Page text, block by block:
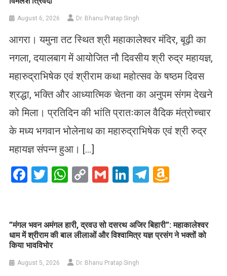
August 6, 2026 Dr. Bhanu Pratap Singh
आगरा। यमुना तट स्थित श्री महाकालेश्वर मंदिर, बूढ़ी का
नगला, दयालबाग में आयोजित नौ दिवसीय श्री रुद्र महायज्ञ,
महारुद्राभिषेक एवं श्रीराम कथा महोत्सव के षष्ठम दिवस
श्रद्धा, भक्ति और आध्यात्मिक चेतना का अनुपम संगम देखने
को मिला। प्रतिदिन की भांति प्रातःकाल वैदिक मंत्रोच्चार
के मध्य भगवान भोलेनाथ का महारुद्राभिषेक एवं श्री रुद्र
महायज्ञ संपन्न हुआ। […]
Facebook
Twitter
WhatsApp
CopyGmailLinkedIn
Telegram
​”मंगल भवन अमंगल हारी, द्रवउ सो दसरथ अजिर बिहारी”: महाकालेश्वर
धाम में श्रीराम की बाल लीलाओं और विश्वामित्र यज्ञ प्रसंग ने भक्तों को
किया भावविभोर
August 5, 2026 Dr. Bhanu Pratap Singh